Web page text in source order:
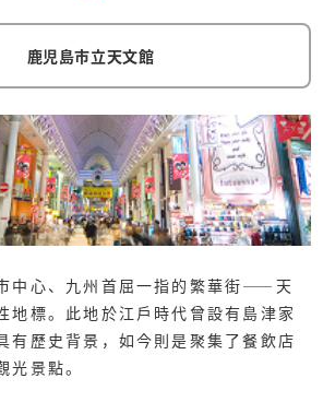
鹿児島市立天文館
中心、九州首屈一指的繁華街——天
地標。此地於江戶時代曾設有島津家
有歷史背景，如今則是聚集了餐飲店
光景點。